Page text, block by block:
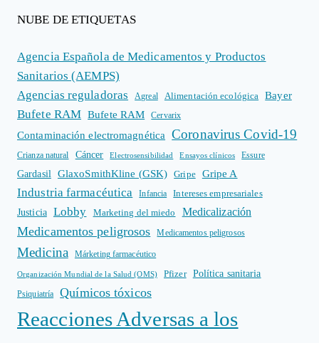
NUBE DE ETIQUETAS
Agencia Española de Medicamentos y Productos
Sanitarios (AEMPS)
Agencias reguladoras
Agreal Alimentación ecológica Bayer
Bufete RAM Bufete RAM Cervarix
Contaminación electromagnética Coronavirus Covid-19
Crianza natural Cáncer Electrosensibilidad Ensayos clínicos Essure
Gardasil GlaxoSmithKline (GSK) Gripe Gripe A
Industria farmacéutica Infancia
Intereses empresariales
Justicia
Lobby Marketing del miedo Medicalización
Medicamentos peligrosos Medicamentos peligrosos
Medicina Márketing farmacéutico
Organización Mundial de la Salud (OMS) Pfizer Política sanitaria
Psiquiatría Químicos tóxicos
Reacciones Adversas a los